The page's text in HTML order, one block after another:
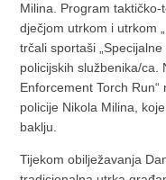
Milina. Program
dječjom utrkom i utrkom
trčali sportaši
policijskih službenika/ca.
Enforcement Torch
policije Nikola Milina,
baklju.
Tijekom obilježavanja